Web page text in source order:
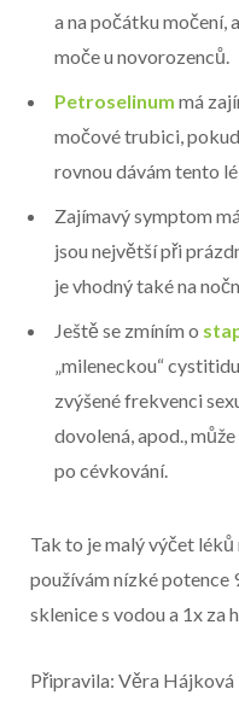
a na počátku močení,
moče u novorozenců.
Petroselinum má
močové trubici,
rovnou dávám tento
Zajímavý symptom
jsou největší při
je vhodný také na
Ještě se zmíním o
„mileneckou“
zvýšené frekvenci
dovolená, apod.,
po cévkování.
Tak to je malý výčet
používám nízké potence
sklenice s vodou a 1x za
Připravila: Věra Hájková